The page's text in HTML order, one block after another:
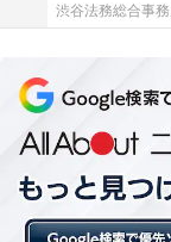
せて選べるため
「あたまするっ
同シリーズには
ワッフル編み、
ションが存在し
渋谷法務総合事